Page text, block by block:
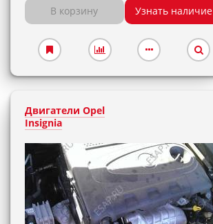
В корзину Узнать наличие
Двигатели Opel
Insignia